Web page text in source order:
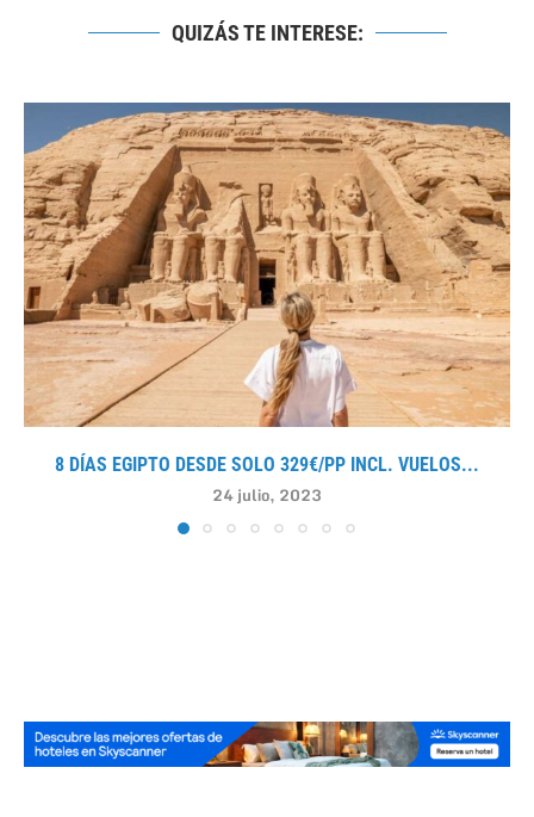
QUIZÁS TE INTERESE:
8 DÍAS EGIPTO DESDE SOLO 329€/PP INCL. VUELOS...
24 julio, 2023